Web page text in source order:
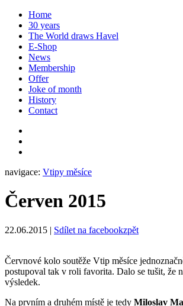
Home
30 years
The World draws Havel
E-Shop
News
Membership
Offer
Joke of month
History
Contact
navigace: Vtipy měsíce
Červen 2015
22.06.2015 | Sdílet na facebookzpět
Červnové kolo soutěže Vtip měsíce
postupoval tak v roli favorita. Dalo se tušit, že
výsledek.
Na prvním a druhém místě je tedy Miloslav